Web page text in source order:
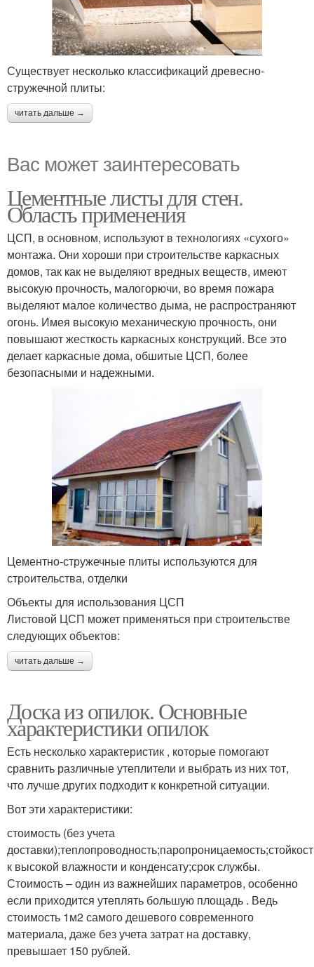
Существует несколько классификаций древесно-
стружечной плиты:
читать дальше →
Вас может заинтересовать
Цементные листы для стен.
Область применения
ЦСП, в основном, используют в технологиях «сухого»
монтажа. Они хороши при строительстве каркасных
домов, так как не выделяют вредных веществ, имеют
высокую прочность, малогорючи, во время пожара
выделяют малое количество дыма, не распространяют
огонь. Имея высокую механическую прочность, они
повышают жесткость каркасных конструкций. Все это
делает каркасные дома, обшитые ЦСП, более
безопасными и надежными.
Цементно-стружечные плиты используются для
строительства, отделки
Объекты для использования ЦСП
Листовой ЦСП может применяться при строительстве
следующих объектов:
читать дальше →
Доска из опилок. Основные
характеристики опилок
Есть несколько характеристик , которые помогают
сравнить различные утеплители и выбрать из них тот,
что лучше других подходит к конкретной ситуации.
Вот эти характеристики:
стоимость (без учета
к высокой влажности и конденсату;срок службы.
Стоимость – один из важнейших параметров, особенно
если приходится утеплять большую площадь . Ведь
стоимость 1м2 самого дешевого современного
материала, даже без учета затрат на доставку,
превышает 150 рублей.